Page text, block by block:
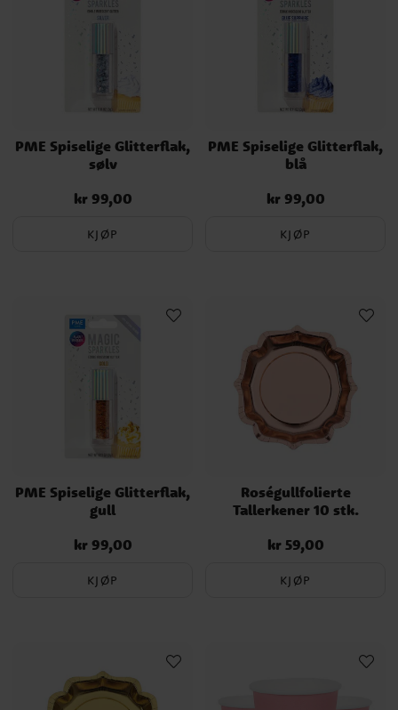
PME Spiselige Glitterflak,
sølv
Pris:kr 99,00
kr 99,00
KJØP
PME Spiselige Glitterflak,
blå
Pris:kr 99,00
kr 99,00
KJØP
PME Spiselige Glitterflak,
gull
Pris:kr 99,00
kr 99,00
KJØP
Roségullfolierte
Tallerkener 10 stk.
Pris:kr 59,00
kr 59,00
KJØP